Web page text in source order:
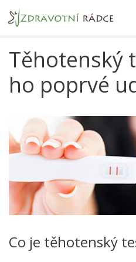
Přeskočit
na
Těhotenský
ho poprvé
Co je těhotenský